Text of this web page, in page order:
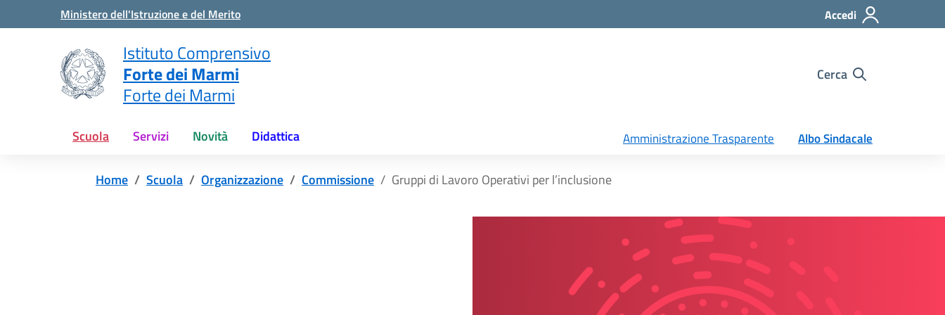
Vai ai contenuti
Vai al menu di navigazione
Ministero dell'Istruzione e del Merito Accedi
Istituto Comprensivo
Forte dei Marmi
Forte dei Marmi
Cerca
Scuola Servizi Novità Didattica Amministrazione Trasparente Albo Sindacale
Home Scuola Organizzazione Commissione Gruppi di Lavoro Operativi per l’inclusione